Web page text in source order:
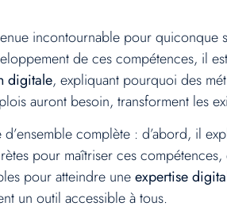
incontournable pour
de ces compétences, il
digitale, expliquant pourquoi des
auront besoin, transforment les
complète : d’abord, il
pour maîtriser ces
pour atteindre uneexpertise
un outil accessible à tous.